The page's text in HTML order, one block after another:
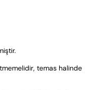
temas halinde